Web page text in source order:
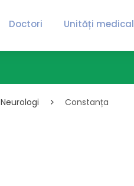
Doctori Unități
Neurologi Constanța